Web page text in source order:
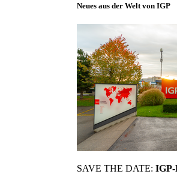
Neues aus der Welt von IGP
SAVE THE DATE: